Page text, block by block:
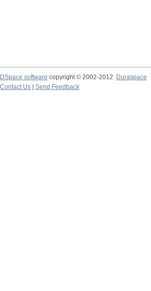
DSpace software copyright © 2002-2012
Duraspace
Contact Us
Send Feedback